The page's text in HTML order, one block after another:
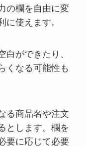
の欄を自由に変
に使えます。
白ができたり、
くなる可能性も
る商品名や注文
とします。欄を
要に応じて必要